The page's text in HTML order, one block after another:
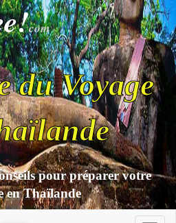
com
du Voyage
pour préparer votre
en Thaïlande